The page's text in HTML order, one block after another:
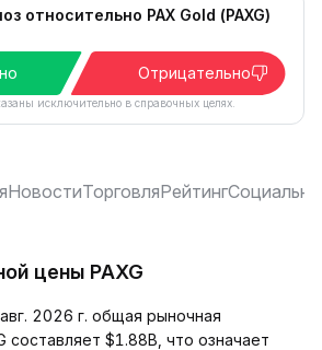
относительно PAX Gold (PAXG)
Отрицательно
исключительно в справочных целях.
НовостиТорговляРейтинг
цены PAXG
2026 г. общая рыночная
составляет $1.88B, что означает